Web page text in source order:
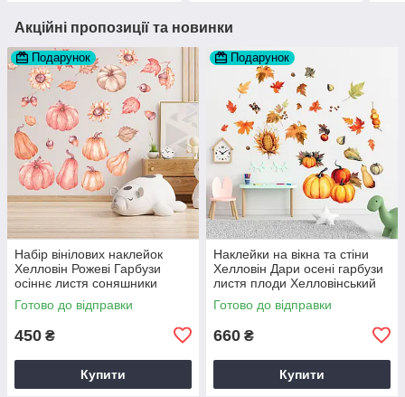
Акційні пропозиції та новинки
Подарунок
Набір вінілових наклейок
Хелловін Рожеві Гарбузи
осіннє листя соняшники
Набір М 1000х500мм матова
Готово до відправки
450 ₴
Купити
Подарунок
Наклейки на вікна та стіни
Хелловін Дари осені гарбузи
листя плоди Хелловінський
декор Набір М 1100х500мм
матова
Готово до відправки
660 ₴
Купити